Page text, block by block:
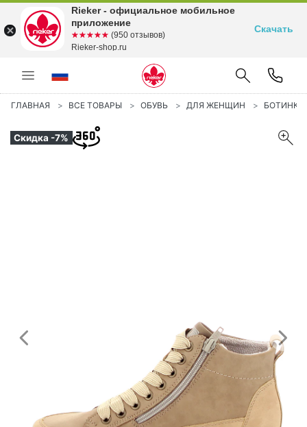
ГЛАВНАЯ ВСЕ ТОВАРЫ ОБУВЬ ДЛЯ ЖЕНЩИН БОТИНКИ
Скидка -7%
Предыдущий
Rieker - официальное мобильное
приложение
☆☆☆☆☆
★★★★★ (950 отзывов)
Rieker-shop.ru
Скачать